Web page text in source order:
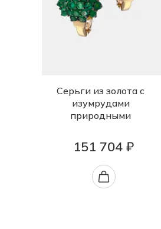
Серьги из золота с
изумрудами
природными
151 704 ₽